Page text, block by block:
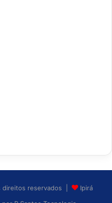
direitos reservados |
Ipirá